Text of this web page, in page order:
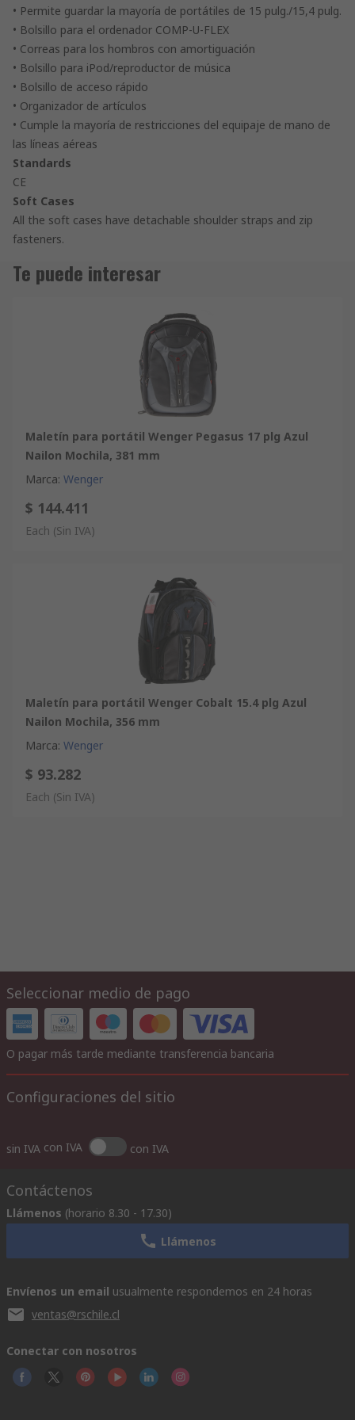
• Permite guardar la mayoría de portátiles de 15 pulg./15,4 pulg.
• Bolsillo para el ordenador COMP-U-FLEX
• Correas para los hombros con amortiguación
• Bolsillo para iPod/reproductor de música
• Bolsillo de acceso rápido
• Organizador de artículos
• Cumple la mayoría de restricciones del equipaje de mano de
las líneas aéreas
Standards
CE
Soft Cases
All the soft cases have detachable shoulder straps and zip
fasteners.
Te puede interesar
Maletín para portátil Wenger Pegasus 17 plg Azul
Nailon Mochila, 381 mm
Marca: Wenger
$ 144.411
Each (Sin IVA)
Maletín para portátil Wenger Cobalt 15.4 plg Azul
Nailon Mochila, 356 mm
Marca: Wenger
$ 93.282
Each (Sin IVA)
Seleccionar medio de pago
O pagar más tarde mediante transferencia bancaria
Configuraciones del sitio
sin IVA con IVA con IVA
Contáctenos
Llámenos (horario 8.30 - 17.30)
Llámenos
Envíenos un email usualmente respondemos en 24 horas
ventas@rschile.cl
Conectar con nosotros